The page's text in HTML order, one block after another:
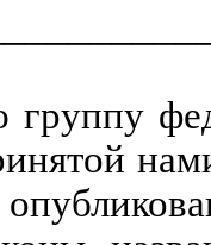
группу